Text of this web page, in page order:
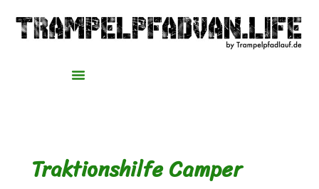
Inhalt
springen
Traktionshilfe Camper